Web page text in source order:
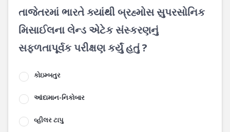
તાજેતરમાં ભારતે ક્યાંથી બ્રહ્મોસ સુપરસોનિક
મિસાઈલના લેન્ડ એટેક સંસ્કરણનું
સફળતાપૂર્વક પરીક્ષણ કર્યું હતું ?
કોઇમ્બતુર
આંદામાન-નિકોબાર
વ્હીલર ટાપુ